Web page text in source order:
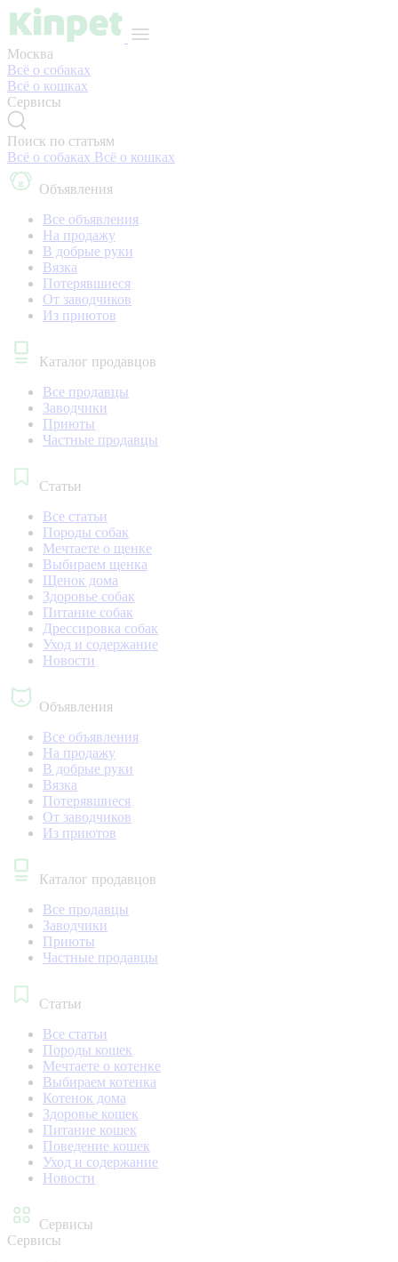
Москва
Всё о собаках
Всё о кошках
Сервисы
Поиск по статьям
Всё о собаках Всё о кошках
Объявления
Все объявления
На продажу
В добрые руки
Вязка
Потерявшиеся
От заводчиков
Из приютов
Каталог продавцов
Все продавцы
Заводчики
Приюты
Частные продавцы
Статьи
Все статьи
Породы собак
Мечтаете о щенке
Выбираем щенка
Щенок дома
Здоровье собак
Питание собак
Дрессировка собак
Уход и содержание
Новости
Объявления
Все объявления
На продажу
В добрые руки
Вязка
Потерявшиеся
От заводчиков
Из приютов
Каталог продавцов
Все продавцы
Заводчики
Приюты
Частные продавцы
Статьи
Все статьи
Породы кошек
Мечтаете о котенке
Выбираем котенка
Котенок дома
Здоровье кошек
Питание кошек
Поведение кошек
Уход и содержание
Новости
Сервисы
Сервисы